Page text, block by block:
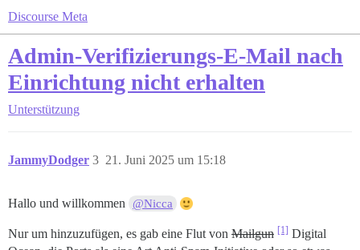
Discourse Meta
Admin-Verifizierungs-E-Mail nach
Einrichtung nicht erhalten
Unterstützung
JammyDodger 21. Juni 2025 um 15:18
3
Hallo und willkommen @Nicca
Nur um hinzuzufügen, es gab eine Flut von Mailgun [1] Digital